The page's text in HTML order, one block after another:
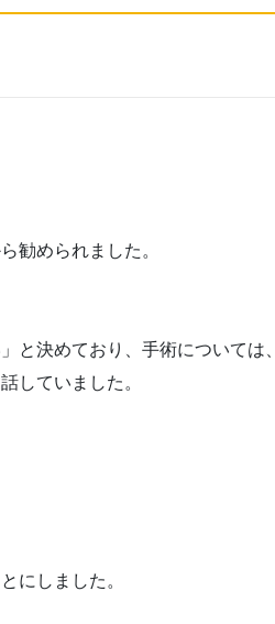
勧められました。
と決めており、手術については、
していました。
にしました。